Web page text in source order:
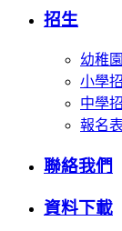
招生
幼稚
小學
中學
報名表
聯絡我們
資料下載